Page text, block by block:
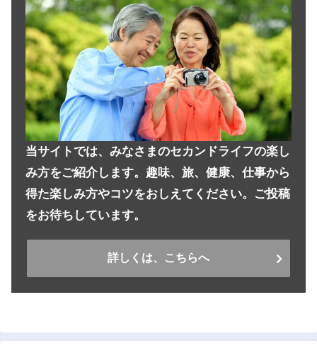
当サイトでは、みなさまのセカンドライフの楽し
み方をご紹介します。趣味、旅、健康、仕事から
得た楽しみ方やコツをおしえてください。ご投稿
をお待ちしています。
詳しくは、こちらへ